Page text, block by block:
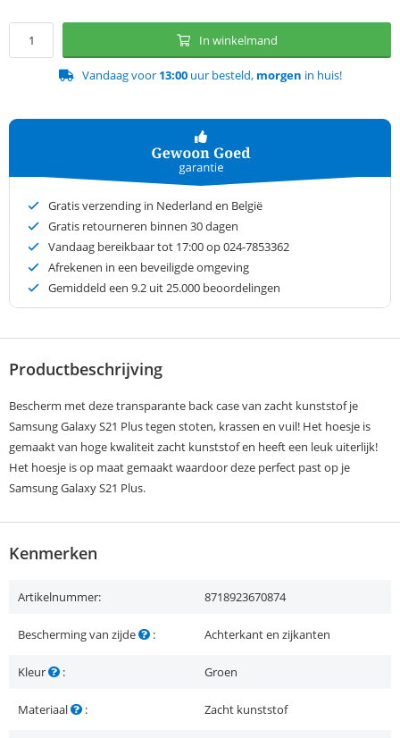
In winkelmand
Vandaag voor 13:00uur besteld, morgen in huis!
Gratis verzending in Nederland en België
Gratis retourneren binnen 30 dagen
Vandaag bereikbaar tot 17:00 op 024-7853362
Afrekenen in een beveiligde omgeving
Gemiddeld een 9.2 uit 25.000 beoordelingen
Productbeschrijving
Bescherm met deze transparante back case van zacht kunststof je
Samsung Galaxy S21 Plus tegen stoten, krassen en vuil! Het hoesje is
gemaakt van hoge kwaliteit zacht kunststof en heeft een leuk uiterlijk!
Het hoesje is op maat gemaakt waardoor deze perfect past op je
Samsung Galaxy S21 Plus.
Kenmerken
Artikelnummer: 8718923670874
Bescherming van zijde : Achterkant en zijkanten
Kleur : Groen
Materiaal : Zacht kunststof